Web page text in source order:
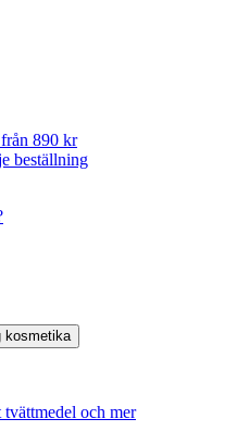
från 890 kr
beställning
och mer